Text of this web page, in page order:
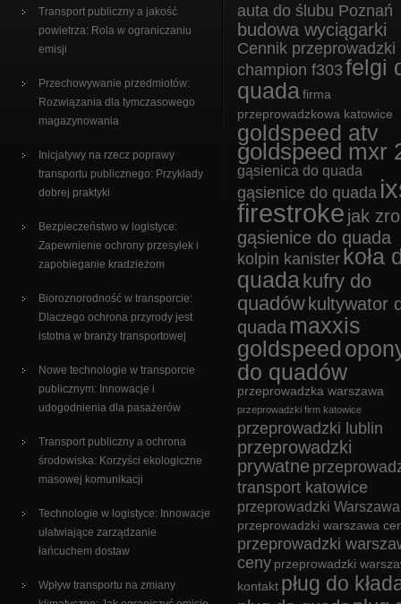
Transport publiczny a jakość
powietrza: Rola w ograniczaniu
emisji
Przechowywanie przedmiotów:
Rozwiązania dla tymczasowego
magazynowania
Inicjatywy na rzecz poprawy
transportu publicznego: Przykłady
dobrej praktyki
Bezpieczeństwo w logistyce:
Zapewnienie ochrony przesyłek i
zapobieganie kradzieżom
Bioroznorodność w transporcie:
Dlaczego ochrona przyrody jest
istotna w branży transportowej
Nowe technologie w transporcie
publicznym: Innowacje i
udogodnienia dla pasażerów
Transport publiczny a ochrona
środowiska: Korzyści ekologiczne
masowej komunikacji
Technologie w logistyce: Innowacje
ułatwiające zarządzanie
łańcuchem dostaw
Wpływ transportu na zmiany
auta do ślubu Poznań
budowa wyciągarki
Cennik przeprowadzki
champion f303 felgi
quada firma
przeprowadzkowa katowice
goldspeed atv
goldspeed mxr
gąsienica do quada
gąsienice do quada
firestroke jak
gąsienice do quada
kolpin kanister koła
quada kufry do
quadów kultywator
quada maxxis
goldspeed
do quadów
przeprowadzka warszawa
przeprowadzki firm katowice
przeprowadzki lublin
przeprowadzki
prywatne
transport katowice
przeprowadzki Warszawa
przeprowadzki warszawa
przeprowadzki
ceny przeprowadzki
kontakt pług do